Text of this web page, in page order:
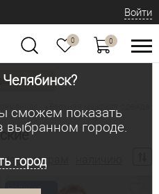
сможем показать
выбранном городе.
город
Войти
0 0
параметрам
Новинка